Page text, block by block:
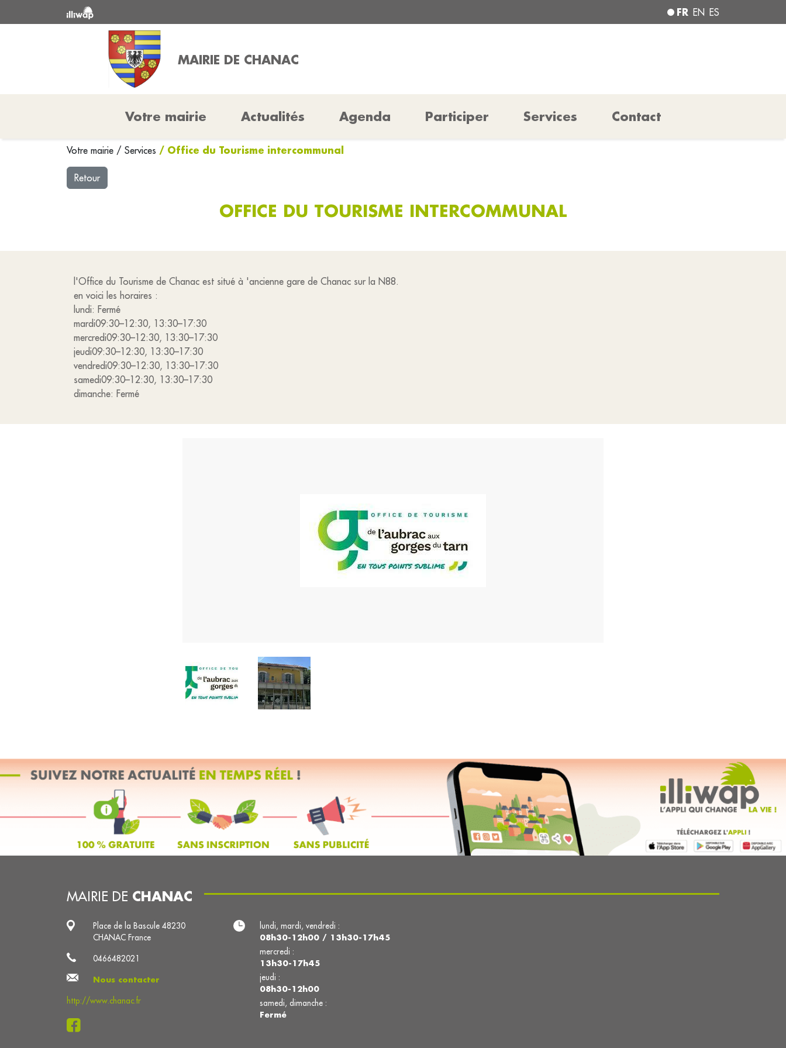
FR EN ES
MAIRIE DE CHANAC
Votre mairie Actualités Agenda Participer Services Contact
Votre mairie / Services / Office du Tourisme intercommunal
Retour
OFFICE DU TOURISME INTERCOMMUNAL
l'Office du Tourisme de Chanac est situé à 'ancienne gare de Chanac sur la N88.
en voici les horaires :
lundi: Fermé
mardi09:30–12:30, 13:30–17:30
mercredi09:30–12:30, 13:30–17:30
jeudi09:30–12:30, 13:30–17:30
vendredi09:30–12:30, 13:30–17:30
samedi09:30–12:30, 13:30–17:30
dimanche: Fermé
MAIRIE DE CHANAC
Place de la Bascule 48230
CHANAC France
0466482021
Nous contacter
http://www.chanac.fr
lundi, mardi, vendredi :
08h30-12h00 / 13h30-17h45
mercredi :
13h30-17h45
jeudi :
08h30-12h00
samedi, dimanche :
Fermé